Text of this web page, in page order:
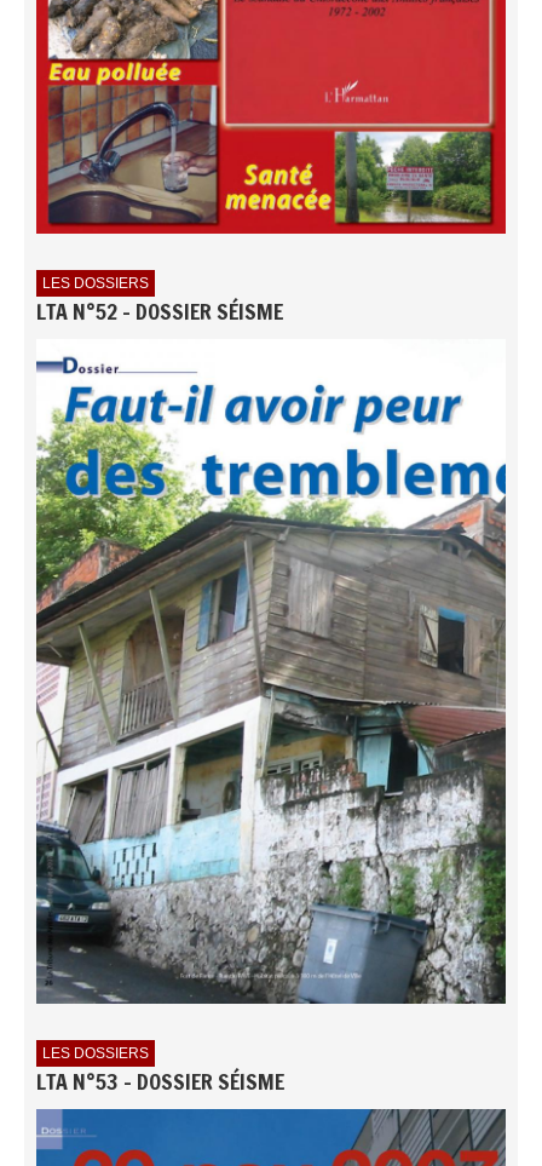
LES DOSSIERS
LTA N°52 - DOSSIER SÉISME
LES DOSSIERS
LTA N°53 - DOSSIER SÉISME